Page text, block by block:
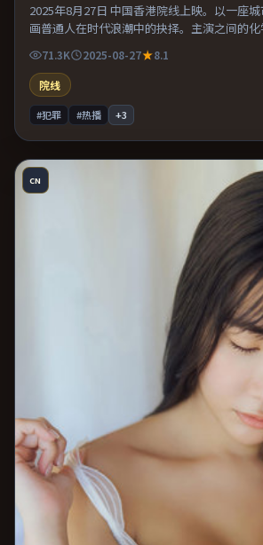
2025年8月27日 中国香港院线上映。以一座
画普通人在时代浪潮中的抉择。主演之间的
71.3K 2025-08-27
8.1
院线
#犯罪 #热播 +3
CN